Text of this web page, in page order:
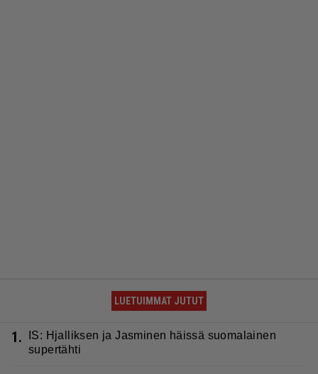
LUETUIMMAT JUTUT
1.
IS: Hjalliksen ja Jasminen häissä suomalainen
supertähti